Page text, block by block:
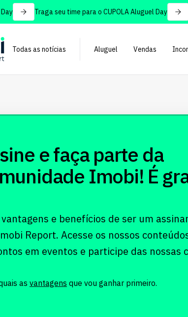
Traga seu time para o CUPOLA Aluguel Day
Todas as notícias Aluguel Vendas
e faça parte da
Imobi! É
e benefícios de ser um
Report. Acesse os nossos
em eventos e participe das nossas
as vantagens que vou ganhar primeiro.